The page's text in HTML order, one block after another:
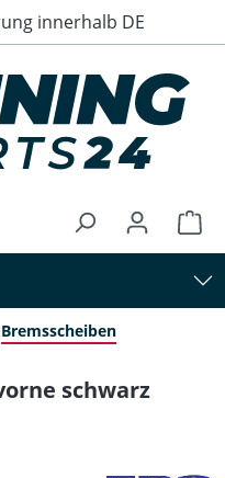
innerhalb DE
Bremsscheiben
schwarz